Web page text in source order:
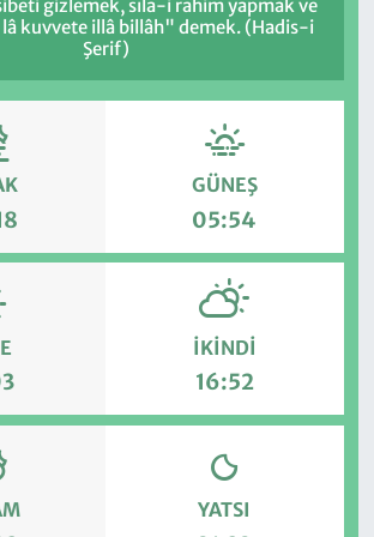
gizlemek, sıla-i rahim yapmak ve
lâ kuvvete illâ billâh" demek. (Hadis-i
Şerif)
GÜNEŞ
05:54
İKINDI
16:52
YATSI